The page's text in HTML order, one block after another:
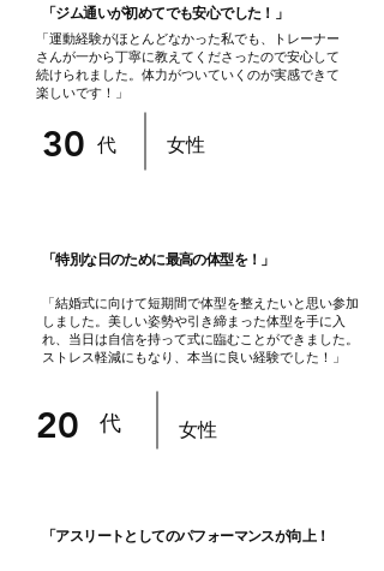
「ジム通いが初めてでも安心でした！」
「運動経験がほとんどなかった私でも、トレーナー
さんが一から丁寧に教えてくださったので安心して
続けられました。体力がついていくのが実感できて
楽しいです！」
30 代 女性
「特別な日のために最高の体型を！」
「結婚式に向けて短期間で体型を整えたいと思い参加
しました。美しい姿勢や引き締まった体型を手に入
れ、当日は自信を持って式に臨むことができました。
ストレス軽減にもなり、本当に良い経験でした！」
​20 代 女性
「アスリートとしてのパフォーマンスが向上！